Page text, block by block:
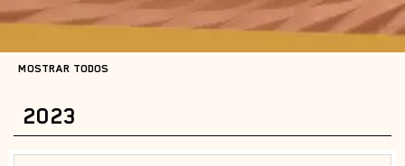
2023
MOSTRAR TODOS